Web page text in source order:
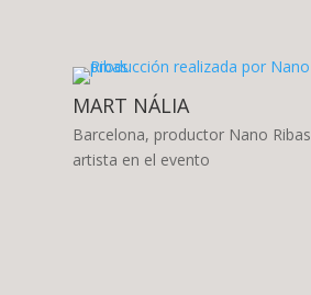
MART NÁLIA
Barcelona, productor Nano Ribas
artista en el evento